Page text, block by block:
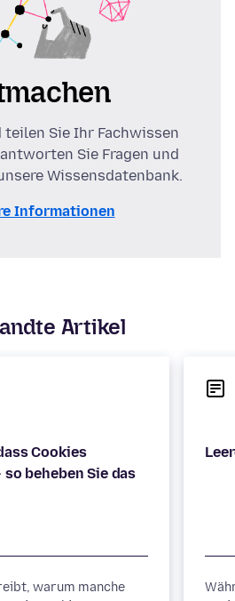
teilen Sie Ihr Fachwissen
Sie Fragen und
Wissensdatenbank.
Informationen
Artikel
Cookies
beheben Sie das
warum manche